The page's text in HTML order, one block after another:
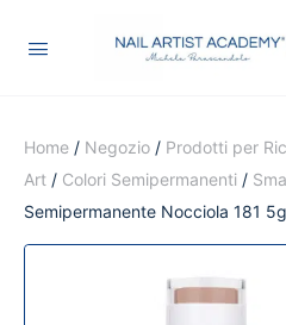
Home / Negozio / Prodotti per
Art / Colori Semipermanenti /
Semipermanente Nocciola 181 5g